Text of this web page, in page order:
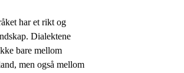
har et rikt og
Dialektene
bare mellom
men også mellom